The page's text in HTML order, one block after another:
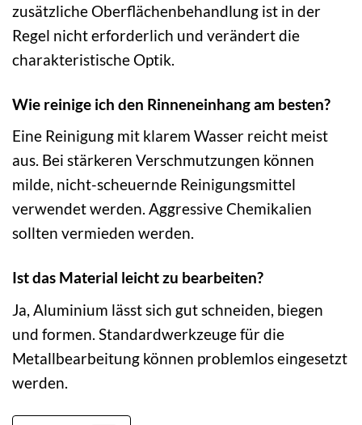
zusätzliche Oberflächenbehandlung ist in der
Regel nicht erforderlich und verändert die
charakteristische Optik.
Wie reinige ich den Rinneneinhang am besten?
Eine Reinigung mit klarem Wasser reicht meist
aus. Bei stärkeren Verschmutzungen können
milde, nicht-scheuernde Reinigungsmittel
verwendet werden. Aggressive Chemikalien
sollten vermieden werden.
Ist das Material leicht zu bearbeiten?
Ja, Aluminium lässt sich gut schneiden, biegen
und formen. Standardwerkzeuge für die
Metallbearbeitung können problemlos eingesetzt
werden.